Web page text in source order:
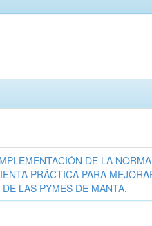
DE LA
PRÁCTICA PARA
LAS PYMES DE MANTA.